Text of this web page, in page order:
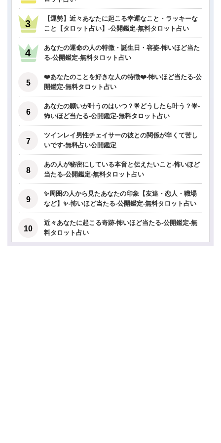
【運勢】近々あなたに起こる幸運なこと・ラッキーな
こと【タロット占い】-公開鑑定-無料タロット占い
あなたの運命の人の特徴・誕生日・容姿-怖いほど当た
る-公開鑑定-無料タロット占い
❤️あなたのことを好きな人の特徴❤️-怖いほど当たる-公
開鑑定-無料タロット占い
あなたの願いが叶うのはいつ？🌟どうしたら叶う？🌟-
怖いほど当たる-公開鑑定-無料タロット占い
ツインレイ男性チェイサーの彼との関係が辛くて苦し
いです-無料占い公開鑑定
あの人が秘密にしている本音と伝えたいこと-怖いほど
当たる-公開鑑定-無料タロット占い
✨周囲の人から見たあなたの印象【友達・恋人・職場
など】✨-怖いほど当たる-公開鑑定-無料タロット占い
近々あなたに起こる奇跡-怖いほど当たる-公開鑑定-無
料タロット占い